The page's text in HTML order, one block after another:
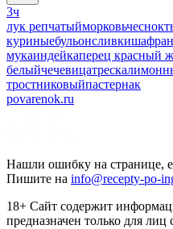
3ч
лук репчатыйморковьчеснок
куриныебульонсливкишафран
мукаиндейкаперец красный
белыйчечевицатреска
тростниковыйпастернак
povarenok.ru
Нашли ошибку на странице,
Пишите на info@recepty-po-
18+ Сайт содержит
предназначен только для лиц